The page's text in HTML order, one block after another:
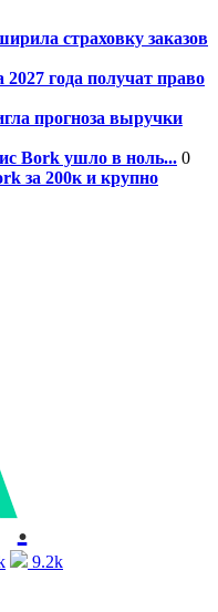
страховку заказов
года получат право
прогноза выручки
Bork ушло в ноль... 0
за 200к и крупно
.
9.2k